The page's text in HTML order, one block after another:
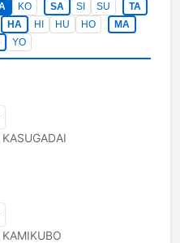
KO SA SI SU
TA
HA HI HU HO
MA
YO
KASUGADAI
KAMIKUBO